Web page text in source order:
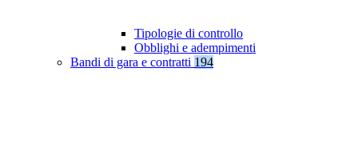
Tipologie di controllo
Obblighi e adempimenti
Bandi di gara e contratti 194